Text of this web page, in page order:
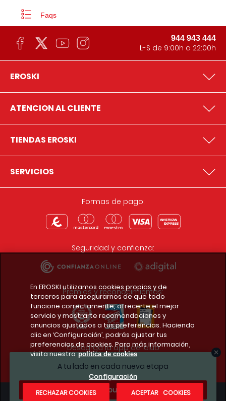
A tu lado en cada nueva etapa
¿Te apuntas?
Faqs
944 943 444
L-S de 9:00h a 22:00h
EROSKI
ATENCION AL CLIENTE
TIENDAS EROSKI
SERVICIOS
Formas de pago:
Seguridad y confianza:
Premios y reconocimientos:
Descarga la app del club
En EROSKI utilizamos cookies propias y de
terceros para asegurarnos de que todo
funcione correctamente, ofrecerte el mejor
servicio y mostrarte recomendaciones y
anuncios ajustados a tus preferencias. Haciendo
clic en ‘Configuración’, podrás ajustar tus
preferencias de cookies. Para más información,
visita nuestra política de cookies
Configuración
RECHAZAR COOKIES
ACEPTAR COOKIES